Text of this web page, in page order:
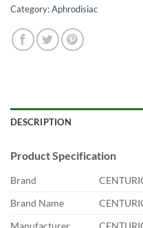
Category:Aphrodisiac
DESCRIPTION
Product Specification
Brand
Brand Name
Manufacturer